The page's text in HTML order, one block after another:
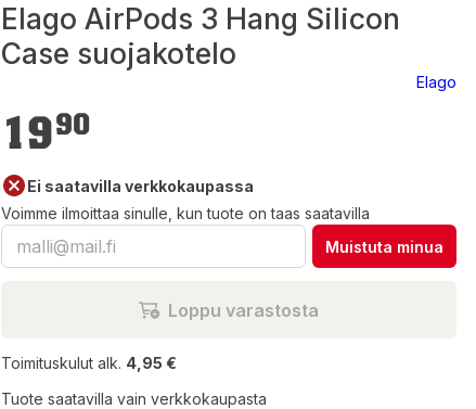
Elago AirPods 3 Hang Silicon
Case suojakotelo
Elago
19,90 €
1990
Ei saatavilla verkkokaupassa
Voimme ilmoittaa sinulle, kun tuote on taas saatavilla
Muistuta minua
Loppu varastosta
Toimituskulut alk. 4,95 €
Tuote saatavilla vain verkkokaupasta